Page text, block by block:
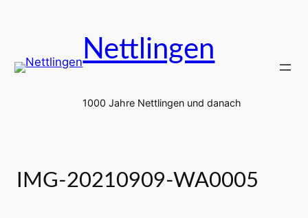
Nettlingen
1000 Jahre Nettlingen und danach
IMG-20210909-WA0005